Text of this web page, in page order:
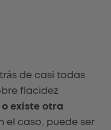
de casi todas
flacidez
existe otra
el caso, puede ser